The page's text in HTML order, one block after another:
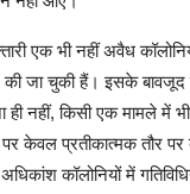
एक भी नहीं अवैध
जा चुकी हैं। इसके बावजूद
ही नहीं, किसी एक मामले में
केवल प्रतीकात्मक तौर पर
कॉलोनियों में